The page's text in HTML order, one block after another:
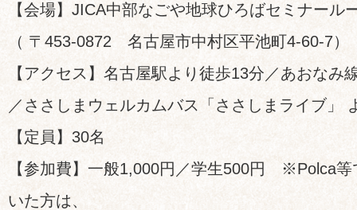
【会場】JICA中部なごや地球ひろばセミナール
（ 〒453-0872 名古屋市中村区平池町4-60-7）
【アクセス】名古屋駅より徒歩13分／あおなみ
／ささしまウェルカムバス「ささしまライブ」
【定員】30名
【参加費】一般1,000円／学生500円 ※Polca等
いた方は、